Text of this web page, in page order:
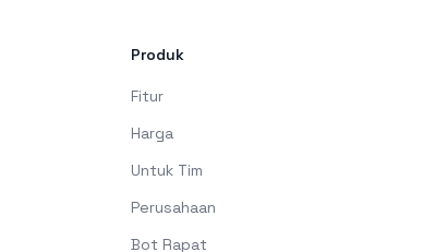
Produk
Fitur
Harga
Untuk Tim
Perusahaan
Bot Rapat